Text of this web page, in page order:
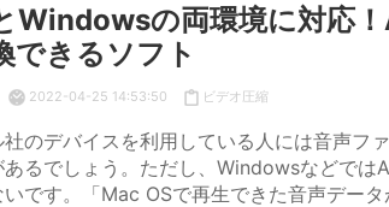
Windowsの両環境に対応
できるソフト
2022-04-25 14:53:50 ビデオ圧縮
社のデバイスを利用している人には音声フ
あるでしょう。ただし、Windowsなどでは
いです。「Mac OSで再生できた音声デー